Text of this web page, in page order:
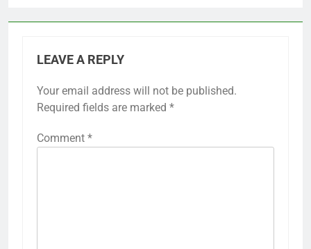
LEAVE A REPLY
Your email address will not be published.
Required fields are marked *
Comment *